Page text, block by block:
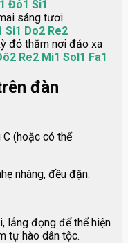
Đô1 Si1
sáng tươi
Si1 Do2 Re2
đỏ thắm nơi đảo xa
Re2 Mi1 Sol1 Fa1
đàn
(hoặc có thể
nhàng, đều đặn.
lắng đọng để thể hiện
tự hào dân tộc.